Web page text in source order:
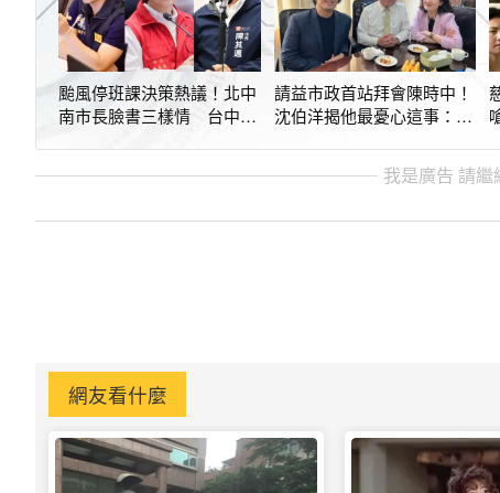
颱風停班課決策熱議！北中
南市長臉書三樣情 台中
請益市政首站拜會陳時中！
沈伯洋揭他最憂心這事：恐
我是廣告 請繼
網友看什麼